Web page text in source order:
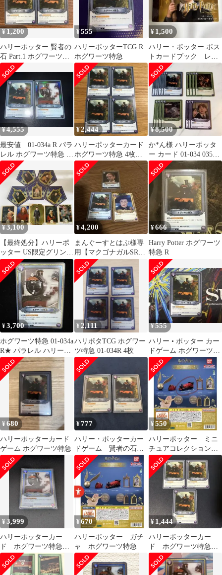
¥ 1,200
ハリーポッター 賢者の
石 Part.1 ホグワーツ特
急 01-034 R 2枚
¥555
ハリーポッターTCG R
ホグワーツ特急
¥ 1,500
ハリー・ポッター ポス
トカードブック レア
商品‼️20枚完全品
¥4,555
最安値 01-034a R パラ
レル ホグワーツ特急 ハ
リーポッターカード
¥2,444
ハリーポッターカード
ホグワーツ特急 4枚セ
ット R 01-034
¥8,500
か*ん様 ハリーポッタ
ー カード 01-034 035
036 032 R 17
¥3,100
【最終処分】ハリーポ
ッター US限定グリンゴ
ッツ貯金箱＆公式豪華
グッズセット
¥4,200
まんぐーすとはぶ様専
用【マクゴナガルSR、
ホグワーツ特急、マル
フォイ】
¥666
Harry Potter ホグワーツ
特急 R
¥3,700
ホグワーツ特急 01-034a
R★ パラレル ハリーポ
ッターカード
¥ 2,111
ハリポタTCG ホグワー
ツ特急 01-034R 4枚
¥555
ハリー • ポッター カー
ドゲーム ホグワーツ特
急 R 01-034
¥680
ハリーポッターカード
ゲーム ホグワーツ特急
¥777
ハリー・ポッターカー
ドゲーム 賢者の石
ホグワーツ特急 TCG
¥550
ハリーポッター ミニ
チュアコレクション
ホグワーツ特急
¥3,999
ハリーポッターカー
ド ホグワーツ特急
034a
¥670
ハリーポッター ガチ
ャ ホグワーツ特急
¥ 1,444
ハリーポッターカー
ド ホグワーツ特急
R 3枚